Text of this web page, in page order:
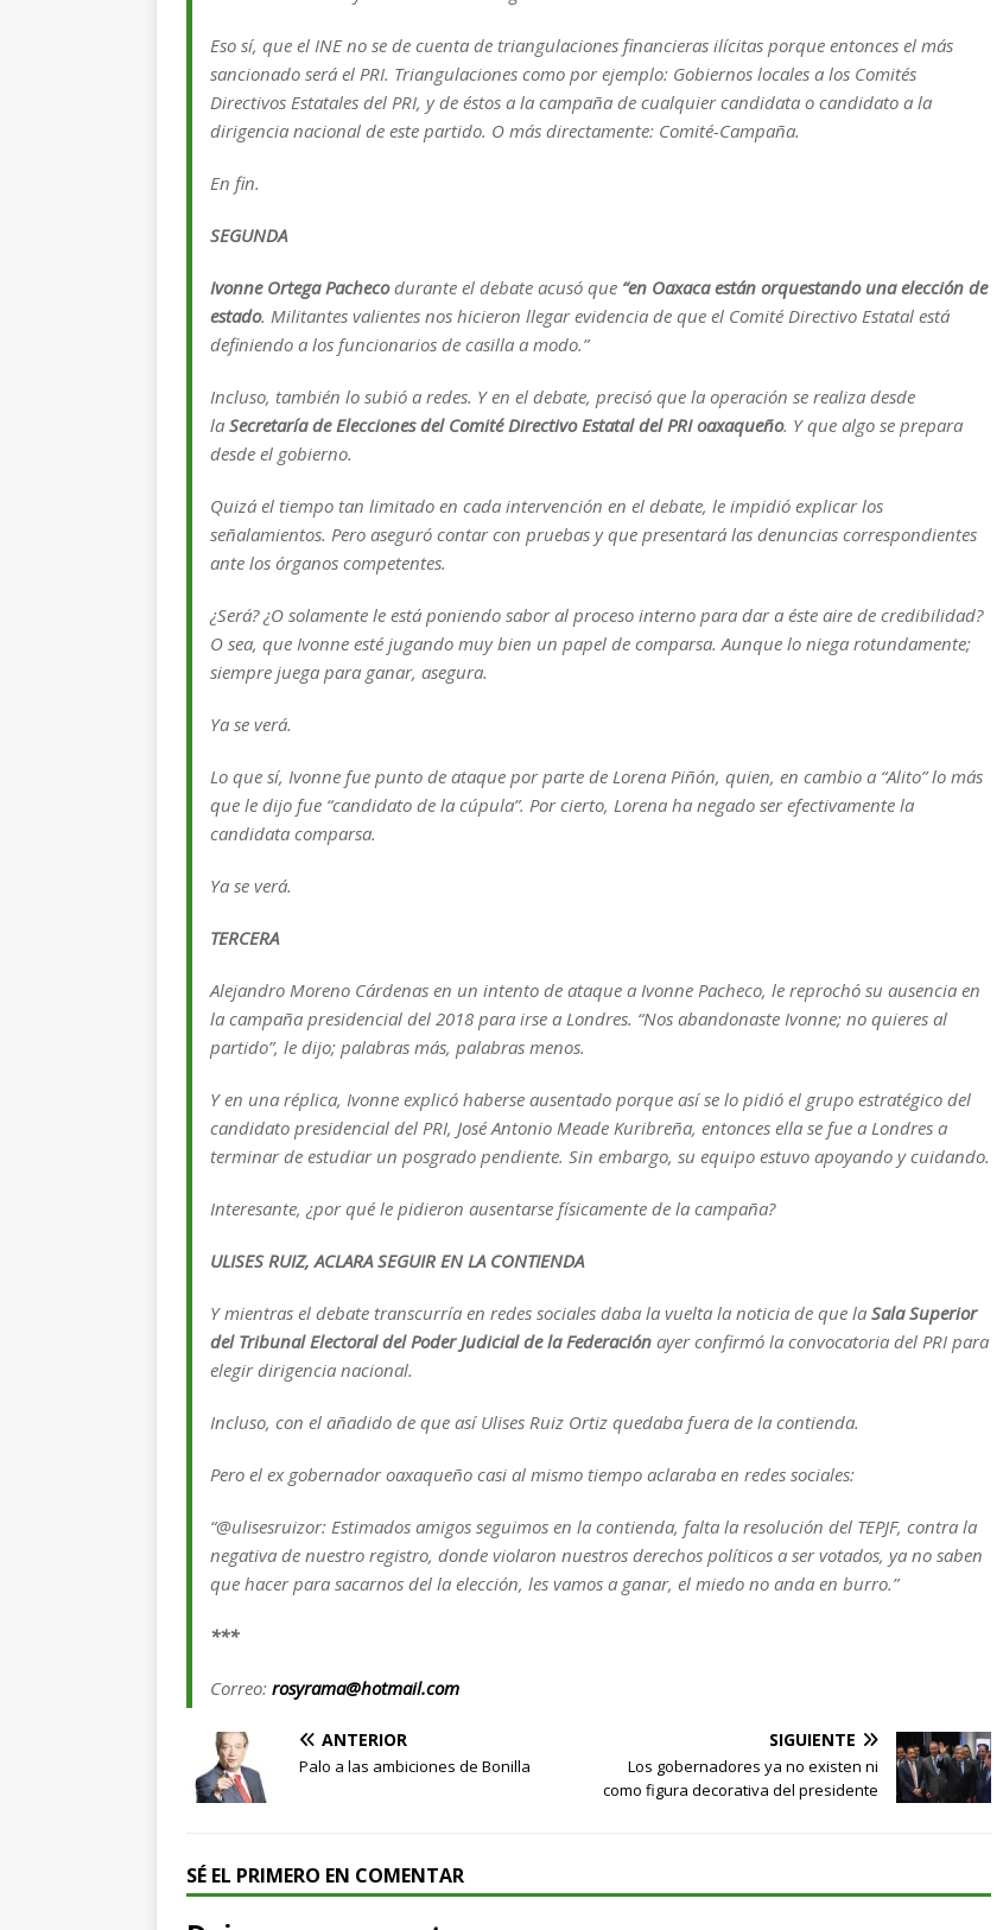
Eso sí, que el INE no se de cuenta de triangulaciones financieras ilícitas porque entonces el más
sancionado será el PRI. Triangulaciones como por ejemplo: Gobiernos locales a los Comités
Directivos Estatales del PRI, y de éstos a la campaña de cualquier candidata o candidato a la
dirigencia nacional de este partido. O más directamente: Comité-Campaña.
En fin.
SEGUNDA
Ivonne Ortega Pachecodurante el debate acusó que “en Oaxacaestán orquestando una elección de
estado. Militantes valientes nos hicieron llegar evidencia de que el Comité Directivo Estatal está
definiendo a los funcionarios de casilla a modo.”
Incluso, también lo subió a redes. Y en el debate, precisó que la operación se realiza desde
la Secretaría de Elecciones del Comité Directivo Estatal del PRI oaxaqueño. Y que algo se prepara
desde el gobierno.
Quizá el tiempo tan limitado en cada intervención en el debate, le impidió explicar los
señalamientos. Pero aseguró contar con pruebas y que presentará las denuncias correspondientes
ante los órganos competentes.
¿Será? ¿O solamente le está poniendo sabor al proceso interno para dar a éste aire de credibilidad?
O sea, que Ivonne esté jugando muy bien un papel de comparsa. Aunque lo niega rotundamente;
siempre juega para ganar, asegura.
Ya se verá.
Lo que sí, Ivonne fue punto de ataque por parte de Lorena Piñón, quien, en cambio a “Alito” lo más
que le dijo fue “candidato de la cúpula”. Por cierto, Lorena ha negado ser efectivamente la
candidata comparsa.
Ya se verá.
TERCERA
Alejandro Moreno Cárdenas en un intento de ataque a Ivonne Pacheco, le reprochó su ausencia en
la campaña presidencial del 2018 para irse a Londres. “Nos abandonaste Ivonne; no quieres al
partido”, le dijo; palabras más, palabras menos.
Y en una réplica, Ivonne explicó haberse ausentado porque así se lo pidió el grupo estratégico del
candidato presidencial del PRI, José Antonio Meade Kuribreña, entonces ella se fue a Londres a
terminar de estudiar un posgrado pendiente. Sin embargo, su equipo estuvo apoyando y cuidando.
Interesante, ¿por qué le pidieron ausentarse físicamente de la campaña?
ULISES RUIZ, ACLARA SEGUIR EN LA CONTIENDA
Y mientras el debate transcurría en redes sociales daba la vuelta la noticia de que la Sala Superior
del Tribunal Electoral del Poder Judicial de la Federación ayer confirmó la convocatoria del PRI para
elegir dirigencia nacional.
Incluso, con el añadido de que así Ulises Ruiz Ortiz quedaba fuera de la contienda.
Pero el ex gobernador oaxaqueño casi al mismo tiempo aclaraba en redes sociales:
“@ulisesruizor: Estimados amigos seguimos en la contienda, falta la resolución del TEPJF, contra la
negativa de nuestro registro, donde violaron nuestros derechos políticos a ser votados, ya no saben
que hacer para sacarnos del la elección, les vamos a ganar, el miedo no anda en burro.”
***
Correo: rosyrama@hotmail.com
ANTERIOR
Palo a las ambiciones de Bonilla
SIGUIENTE
Los gobernadores ya no existen ni
como figura decorativa del presidente
SÉ EL PRIMERO EN COMENTAR